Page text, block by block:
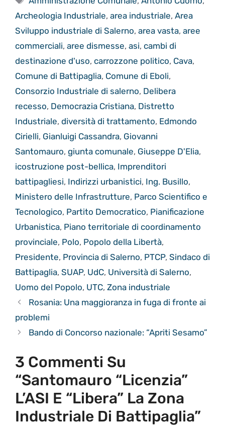
Archeologia Industriale, area industriale, Area
Sviluppo industriale di Salerno, area vasta, aree
commerciali, aree dismesse, asi, cambi di
destinazione d'uso, carrozzone politico, Cava,
Comune di Battipaglia, Comune di Eboli,
Consorzio Industriale di salerno, Delibera
recesso, Democrazia Cristiana, Distretto
Industriale, diversità di trattamento, Edmondo
Cirielli, Gianluigi Cassandra, Giovanni
Santomauro, giunta comunale, Giuseppe D'Elia,
icostruzione post-bellica, Imprenditori
battipagliesi, Indirizzi urbanistici, Ing. Busillo,
Ministero delle Infrastrutture, Parco Scientifico e
Tecnologico, Partito Democratico, Pianificazione
Urbanistica, Piano territoriale di coordinamento
provinciale, Polo, Popolo della Libertà,
Presidente, Provincia di Salerno, PTCP, Sindaco di
Battipaglia, SUAP, UdC, Università di Salerno,
Uomo del Popolo, UTC, Zona industriale
Rosania: Una maggioranza in fuga di fronte ai
problemi
Bando di Concorso nazionale: “Apriti Sesamo”
3 Commenti Su
“Santomauro “licenzia”
L’ASI E “libera” La Zona
Industriale Di Battipaglia”